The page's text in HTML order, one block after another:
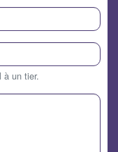
à un tier.